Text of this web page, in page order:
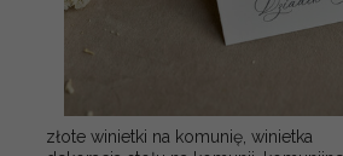
złote winietki na komunię, winietka